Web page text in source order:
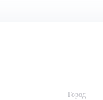
Город